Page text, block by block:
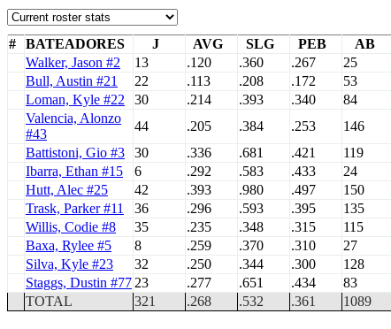
# BATEADORES J AVG SLG PEB AB
Walker, Jason #2
13 .120 .360 .267 25
Bull, Austin #21
22 .113 .208 .172 53
Loman, Kyle #22
30 .214 .393 .340 84
Valencia, Alonzo
#43
44 .205 .384 .253 146
Battistoni, Gio #3
30 .336 .681 .421 119
Ibarra, Ethan #15
6 .292 .583 .433 24
Hutt, Alec #25
42 .393 .980 .497 150
Trask, Parker #11
36 .296 .593 .395 135
Willis, Codie #8
35 .235 .348 .315 115
Baxa, Rylee #5
8 .259 .370 .310 27
Silva, Kyle #23
32 .250 .344 .300 128
Staggs, Dustin #77 23 .277 .651 .434 83
TOTAL
321 .268 .532 .361 1089